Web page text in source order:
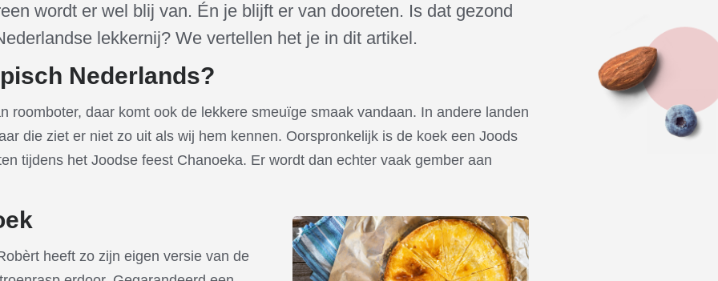
wordt er wel blij van. Én je blijft er van dooreten. Is dat gezond
lekkernij? We vertellen het je in dit artikel.
Nederlands?
roomboter, daar komt ook de lekkere smeuïge smaak vandaan. In andere landen
die ziet er niet zo uit als wij hem kennen. Oorspronkelijk is de koek een Joods
tijdens het Joodse feest Chanoeka. Er wordt dan echter vaak gember aan
heeft zo zijn eigen versie van de